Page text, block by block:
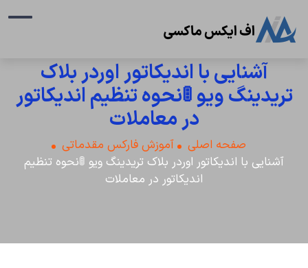
آشنایی با اندیکاتور اوردر بلاک
تریدینگ ویو 🚦نحوه تنظیم اندیکاتور
در معاملات
صفحه اصلی
آموزش فارکس مقدماتی
آشنایی با اندیکاتور اوردر بلاک تریدینگ ویو 🚦نحوه تنظیم
اندیکاتور در معاملات